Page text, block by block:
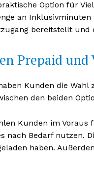
Option für
an
bereitstellt und
Prepaid und
Kunden die
den beiden
Kunden im
nach Bedarf nutzen.
haben.